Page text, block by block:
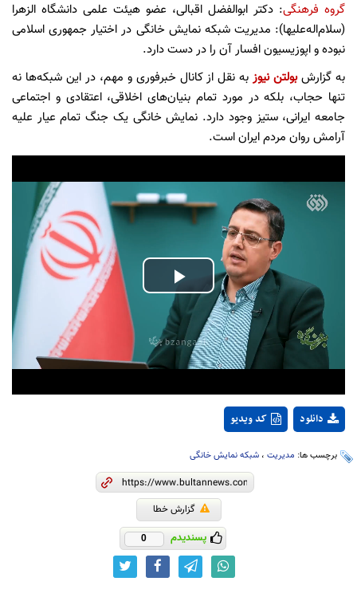
گروه فرهنگی: دکتر ابوالفضل اقبالی، عضو هیئت علمی دانشگاه الزهرا
(سلام‌اله‌علیها): مدیریت شبکه نمایش خانگی در اختیار جمهوری اسلامی
نبوده و اپوزیسیون افسار آن را در دست دارد.
به گزارشبولتن نیوزبه نقل از کانال خبرفوری و مهم، در این شبکه‌ها نه
تنها حجاب، بلکه در مورد تمام بنیان‌های اخلاقی، اعتقادی و اجتماعی
جامعه ایرانی، ستیز وجود دارد. نمایش خانگی یک جنگ تمام عیار علیه
آرامش روان مردم ایران است.
Play
Video
کد ویدیو دانلود
برچسب ها: مدیریت ، شبکه نمایش خانگی
گزارش خطا
پسندیدم 0